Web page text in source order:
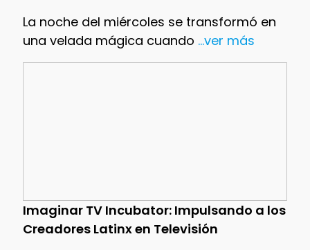
La noche del miércoles se transformó en
una velada mágica cuando ...ver más
Imaginar TV Incubator: Impulsando a los
Creadores Latinx en Televisión